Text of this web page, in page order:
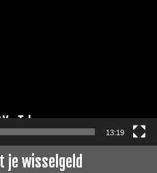
13:19
je wisselgeld